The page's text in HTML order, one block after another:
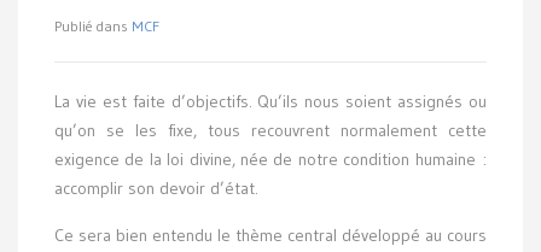
Publié dans MCF
La vie est faite d’objectifs. Qu’ils nous soient assignés ou
qu’on se les fixe, tous recouvrent normalement cette
exigence de la loi divine, née de notre condition humaine :
accomplir son devoir d’état.
Ce sera bien entendu le thème central développé au cours